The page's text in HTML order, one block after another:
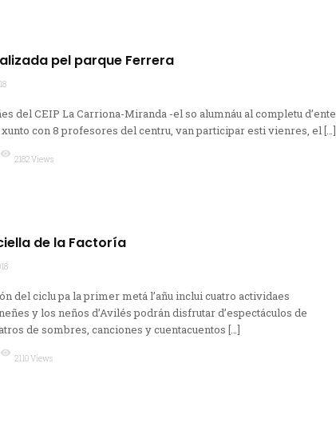
pel parque Ferrera
del CEIP La Carriona-Miranda -el so alumnáu al completu d’ente
xunto con 8 profesores del centru, van participar esti vienres, el […]
visibility
2182 Views
de la Factoría
del ciclu pa la primer metá l’añu inclui cuatro actividaes
y los neños d’Avilés podrán disfrutar d’espectáculos de
de sombres, canciones y cuentacuentos […]
visibility
2110 Views